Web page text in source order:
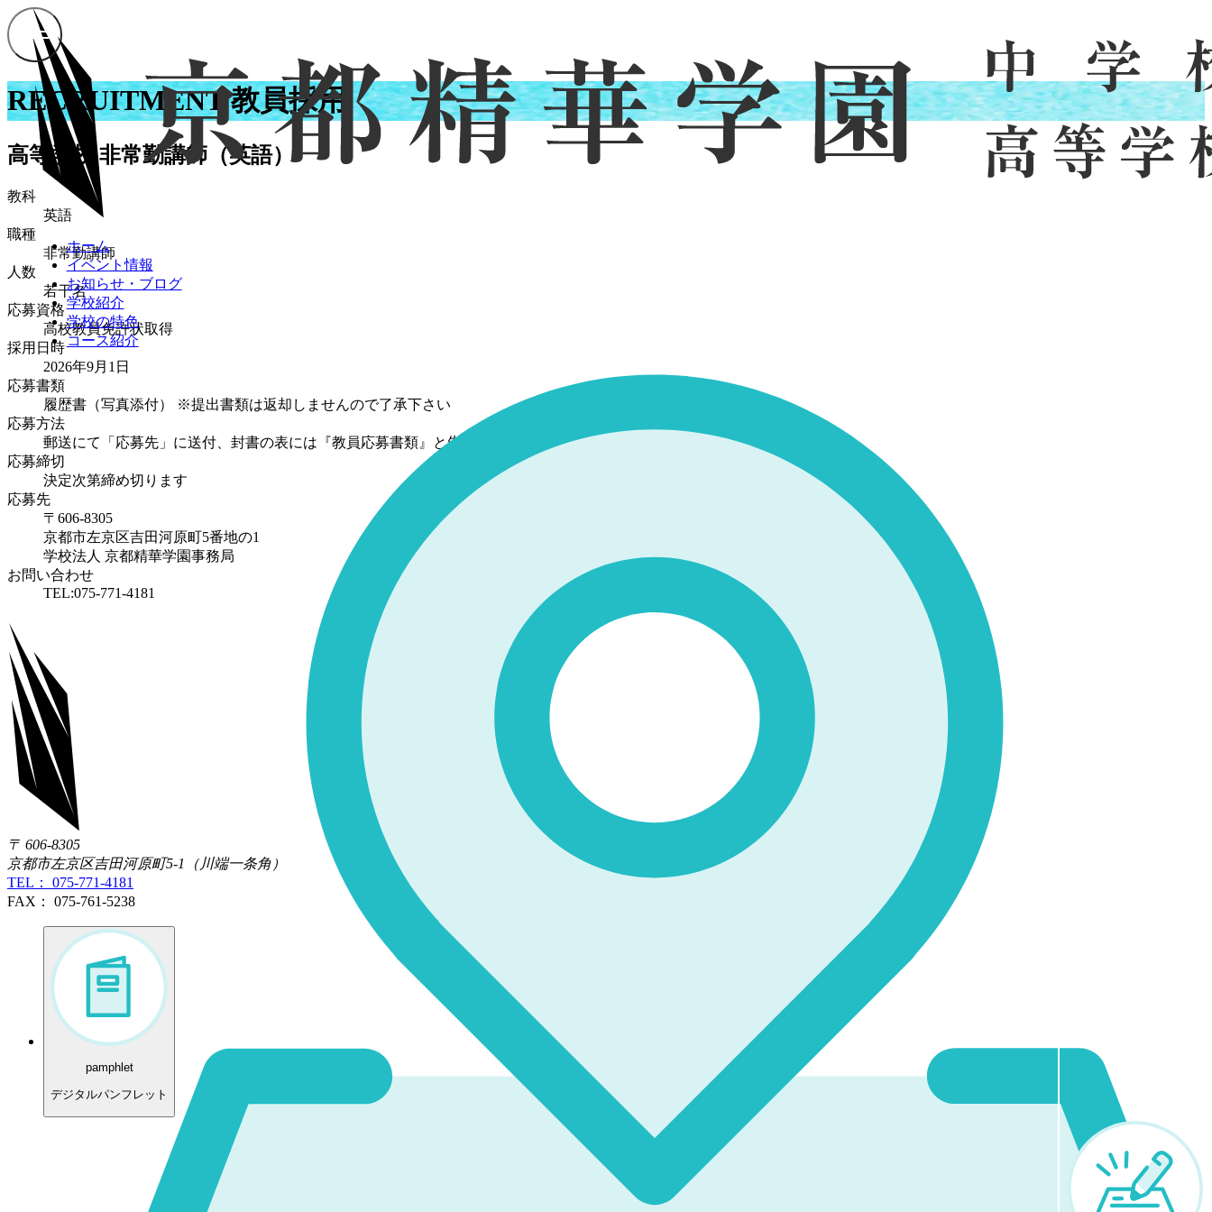
ホーム
イベント情報
お知らせ・ブログ
学校紹介
学校の特色
コース紹介
RECRUITMENT 教員採用
高等学校 非常勤講師（英語）
教科
英語
職種
非常勤講師
人数
若干名
応募資格
高校教員免許状取得
採用日時
2026年9月1日
応募書類
履歴書（写真添付） ※提出書類は返却しませんので了承下さい
応募方法
郵送にて「応募先」に送付、封書の表には『教員応募書類』と朱書して下さい
応募締切
決定次第締め切ります
応募先
〒606-8305
京都市左京区吉田河原町5番地の1
学校法人 京都精華学園事務局
お問い合わせ
TEL:075-771-4181
〒 606-8305
京都市左京区吉田河原町5-1（川端一条角）
TEL： 075-771-4181
FAX： 075-761-5238
pamphlet
デジタルパンフレット